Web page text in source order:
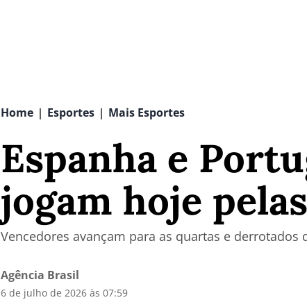
Home | Esportes | Mais Esportes
Espanha e
jogam hoje
Vencedores avançam para as quartas e derrotados
Agência Brasil
6 de julho de 2026 às 07:59